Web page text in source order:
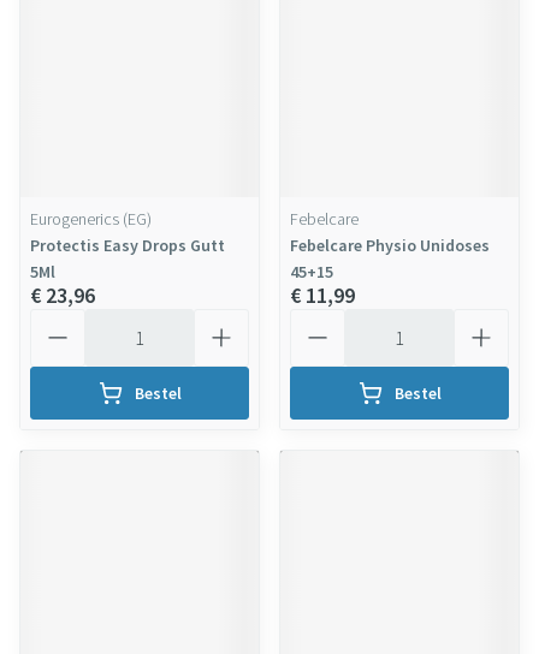
Eurogenerics (EG)
Protectis Easy Drops Gutt
5Ml
€ 23,96
Bestel
Febelcare
Febelcare Physio Unidoses
45+15
€ 11,99
Bestel